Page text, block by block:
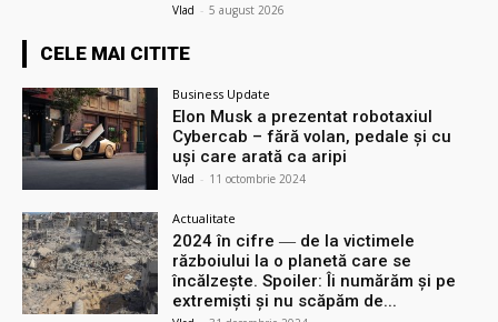
Vlad - 5 august 2026
CELE MAI CITITE
Business Update
Elon Musk a prezentat robotaxiul
Cyberсab – fără volan, pedale și cu
uși care arată ca aripi
Vlad - 11 octombrie 2024
Actualitate
2024 în cifre ― de la victimele
războiului la o planetă care se
încălzește. Spoiler: Îi numărăm și pe
extremiști și nu scăpăm de...